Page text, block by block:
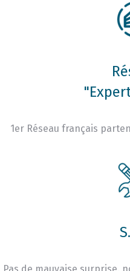
1er Réseau français